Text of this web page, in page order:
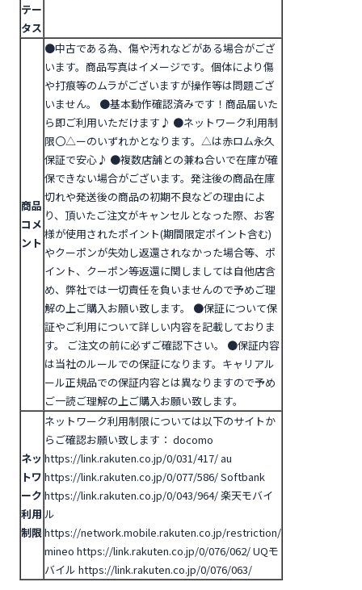
テー
タス
商品
コメ
ント
●中古である為、傷や汚れなどがある場合がござ
います。商品写真はイメージです。個体により傷
や打痕等のムラがございますが操作等は問題ござ
いません。
●基本動作確認済みです！商品届いた
ら即ご利用いただけます♪ ●ネットワーク利用制
限〇△ーのいずれかとなります。△は赤ロム永久
保証で安心♪ ●複数店舗との兼ね合いで在庫が確
保できない場合がございます。発注後の商品在庫
切れや発送後の商品の初期不良などの理由によ
り、頂いたご注文がキャンセルとなった際、お客
様が使用されたポイント(期間限定ポイント含む)
やクーポンが失効し返還されなかった場合等、ポ
イント、クーポン等返還に関しましては自他店含
め、弊社では一切責任を負いませんので予めご理
解の上ご購入お願い致します。
●保証について保
証やご利用について詳しい内容を記載しておりま
す。 ご注文の前に必ずご確認下さい。
●保証内容
は当社のルールでの保証になります。キャリアル
ール正規品での保証内容とは異なりますので予め
ご一読ご理解の上ご購入お願い致します。
ネッ
トワ
ーク
利用
制限
ネットワーク利用制限については以下のサイトか
らご確認お願い致します： docomo
https://link.rakuten.co.jp/0/031/417/ au
https://link.rakuten.co.jp/0/077/586/Softbank
https://link.rakuten.co.jp/0/043/964/楽天モバイ
ル
https://network.mobile.rakuten.co.jp/restriction/
mineo https://link.rakuten.co.jp/0/076/062/UQモ
バイル https://link.rakuten.co.jp/0/076/063/